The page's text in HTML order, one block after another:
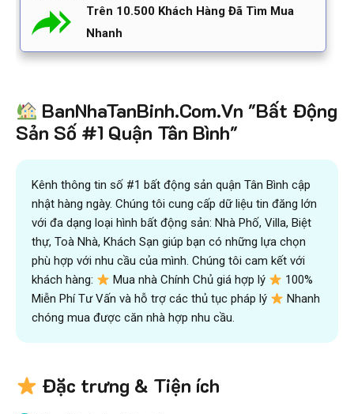
Trên 10.500 Khách Hàng Đã Tìm Mua
Nhanh
BanNhaTanBinh.Com.Vn "Bất Động
Sản Số #1 Quận Tân Bình"
Kênh thông tin số #1 bất động sản quận Tân Bình cập
nhật hàng ngày. Chúng tôi cung cấp dữ liệu tin đăng lớn
với đa dạng loại hình bất động sản: Nhà Phố, Villa, Biệt
thự, Toà Nhà, Khách Sạn giúp bạn có những lựa chọn
phù hợp với nhu cầu của mình. Chúng tôi cam kết với
khách hàng:
Mua nhà Chính Chủ giá hợp lý
100%
Miễn Phí Tư Vấn và hỗ trợ các thủ tục pháp lý
Nhanh
chóng mua được căn nhà hợp nhu cầu.
Đặc trưng & Tiện ích